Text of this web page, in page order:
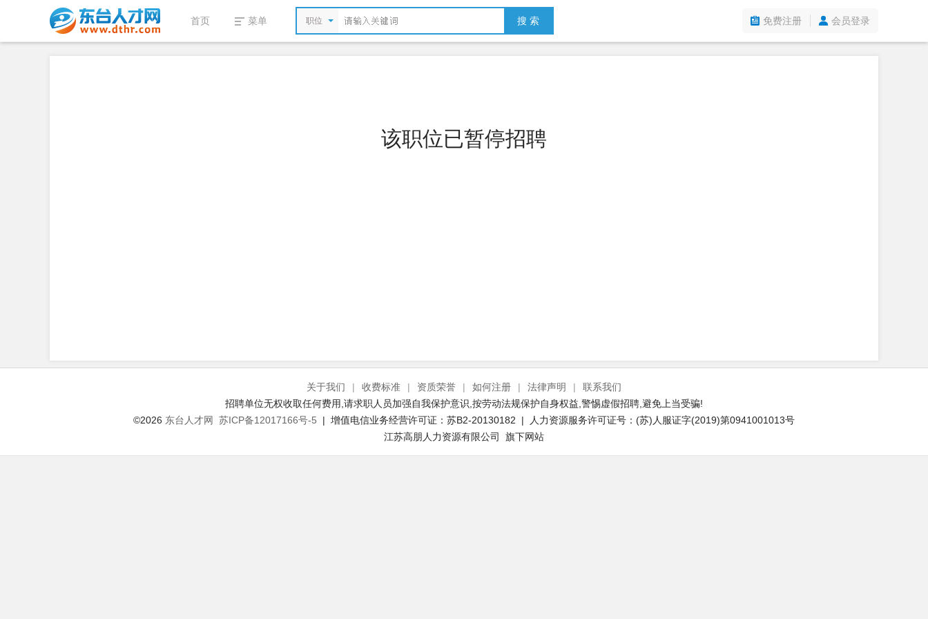
首页 菜单 职位 搜 索 免费注册 会员登录
该职位已暂停招聘
关于我们 | 收费标准 | 资质荣誉 | 如何注册 | 法律声明 |
联系我们
招聘单位无权收取任何费用,请求职人员加强自我保护意识,按劳动法规保护自身权益,警惕虚假招聘,避免上当受骗!
©2026 东台人才网 苏ICP备12017166号-5 | 增值电信业务经营许可证：苏B2-20130182 | 人力资源服务许可证号：(苏)人服证字(2019)第0941001013号
江苏高朋人力资源有限公司 旗下网站